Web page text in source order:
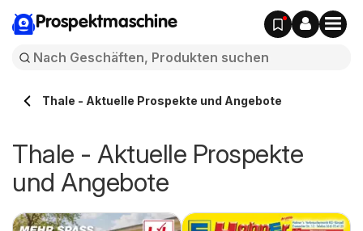
Prospektmaschine
Thale - Aktuelle Prospekte und Angebote
Thale - Aktuelle Prospekte
und Angebote